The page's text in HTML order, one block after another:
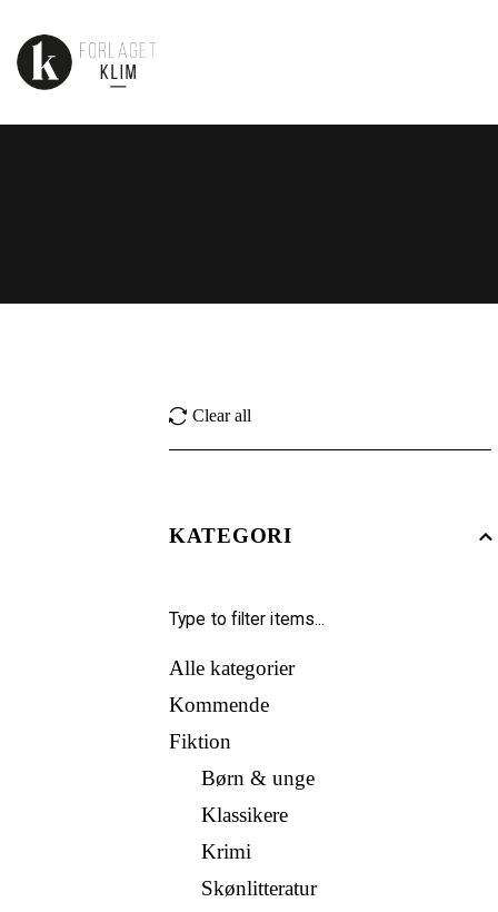
Clear all
KATEGORI
Alle kategorier
Kommende
Fiktion
Børn & unge
Klassikere
Krimi
Skønlitteratur